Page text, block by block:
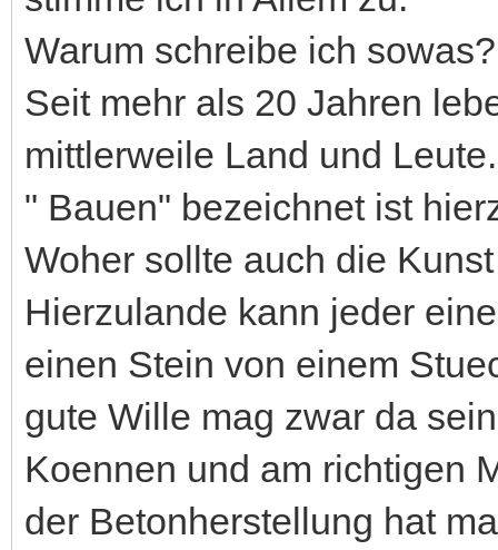
Warum schreibe ich sowas?
Seit mehr als 20 Jahren
mittlerweile Land und
" Bauen" bezeichnet ist
Woher sollte auch die
Hierzulande kann jeder
einen Stein von einem
gute Wille mag zwar da
Koennen und am richtigen
der Betonherstellung hat